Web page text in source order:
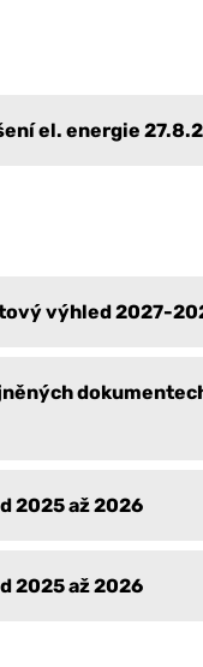
el. energie
výhled 2027-
2025 až 2026
2025 až 2026